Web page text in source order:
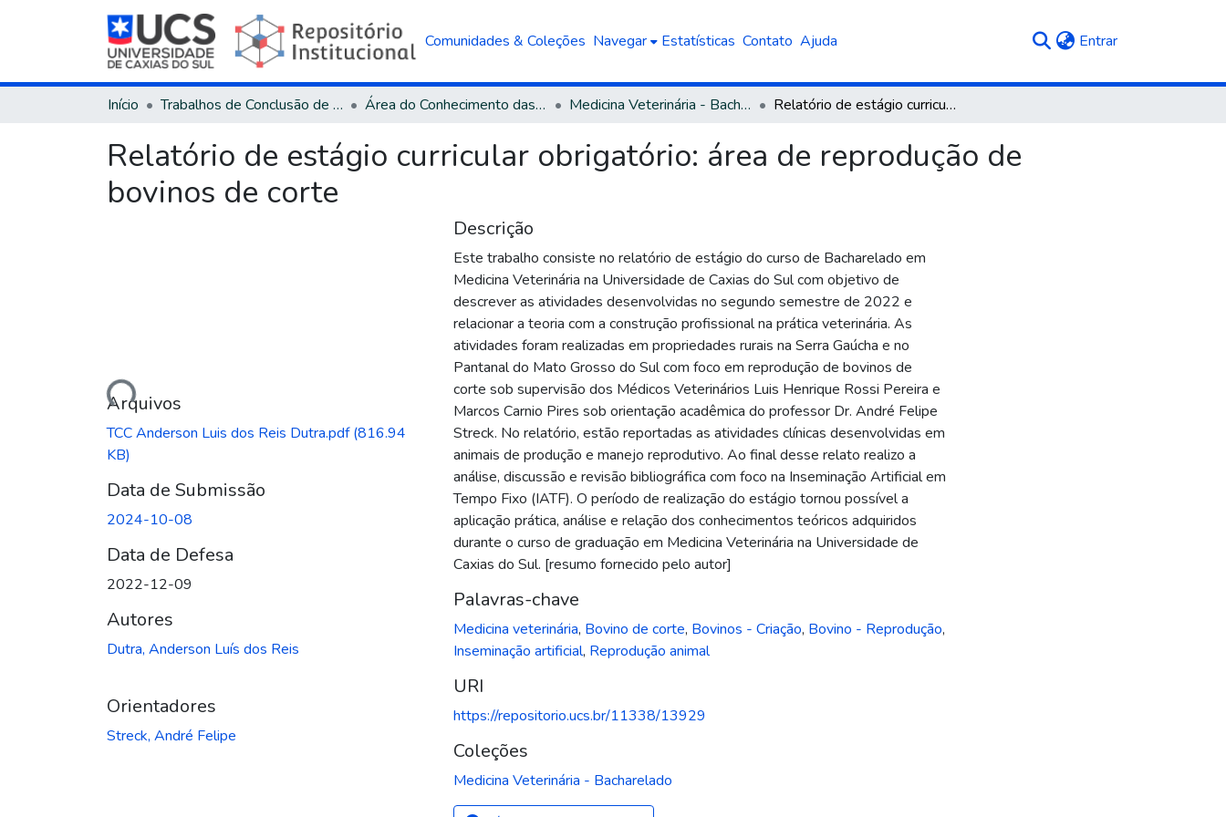
Comunidades & Coleções Navegar Estatísticas Contato Ajuda Entrar(current)
Início Trabalhos de Conclusão de Curso Área do Conhecimento das Ciências Agrárias Medicina Veterinária - Bacharelado Relatório de estágio curricular obrigatório: área de reprodução de bovinos de corte
Relatório de estágio curricular obrigatório: área de reprodução de
bovinos de corte
Carregando...Arquivos
TCC Anderson Luis dos Reis Dutra.pdf(816.94
KB)
Data de Submissão
2024-10-08
Data de Defesa
2022-12-09
Autores
Dutra, Anderson Luís dos Reis
Orientadores
Streck, André Felipe
Descrição
Este trabalho consiste no relatório de estágio do curso de Bacharelado em
Medicina Veterinária na Universidade de Caxias do Sul com objetivo de
descrever as atividades desenvolvidas no segundo semestre de 2022 e
relacionar a teoria com a construção profissional na prática veterinária. As
atividades foram realizadas em propriedades rurais na Serra Gaúcha e no
Pantanal do Mato Grosso do Sul com foco em reprodução de bovinos de
corte sob supervisão dos Médicos Veterinários Luis Henrique Rossi Pereira e
Marcos Carnio Pires sob orientação acadêmica do professor Dr. André Felipe
Streck. No relatório, estão reportadas as atividades clínicas desenvolvidas em
animais de produção e manejo reprodutivo. Ao final desse relato realizo a
análise, discussão e revisão bibliográfica com foco na Inseminação Artificial em
Tempo Fixo (IATF). O período de realização do estágio tornou possível a
aplicação prática, análise e relação dos conhecimentos teóricos adquiridos
durante o curso de graduação em Medicina Veterinária na Universidade de
Caxias do Sul. [resumo fornecido pelo autor]
Palavras-chave
Medicina veterinária, Bovino de corte, Bovinos - Criação, Bovino - Reprodução,
Inseminação artificial, Reprodução animal
URI
https://repositorio.ucs.br/11338/13929
Coleções
Medicina Veterinária - Bacharelado